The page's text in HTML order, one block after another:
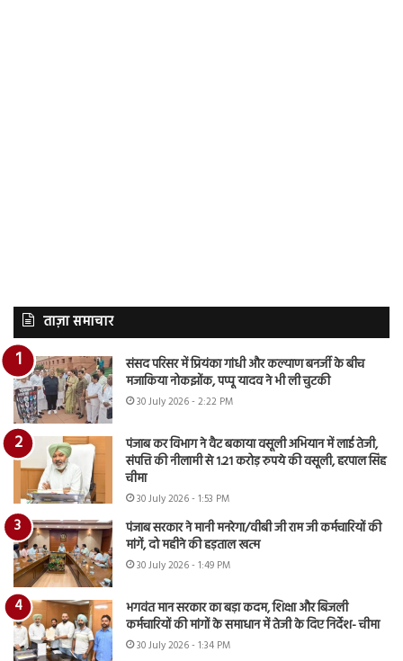
ताज़ा समाचार
संसद परिसर में प्रियंका गांधी और कल्याण बनर्जी के बीच
मजाकिया नोकझोंक, पप्पू यादव ने भी ली चुटकी
30 July 2026 - 2:22 PM
पंजाब कर विभाग ने वैट बकाया वसूली अभियान में लाई तेजी,
संपत्ति की नीलामी से 1.21 करोड़ रुपये की वसूली, हरपाल सिंह
चीमा
30 July 2026 - 1:53 PM
पंजाब सरकार ने मानी मनरेगा/वीबी जी राम जी कर्मचारियों की
मांगें, दो महीने की हड़ताल खत्म
30 July 2026 - 1:49 PM
भगवंत मान सरकार का बड़ा कदम, शिक्षा और बिजली
कर्मचारियों की मांगों के समाधान में तेजी के दिए निर्देश- चीमा
30 July 2026 - 1:34 PM